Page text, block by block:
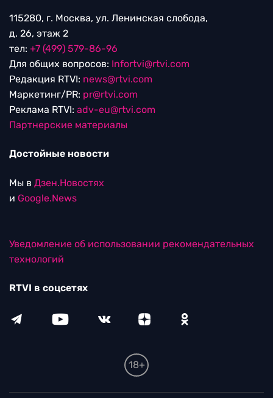
115280, г. Москва, ул. Ленинская слобода,
д. 26, этаж 2
тел: +7 (499) 579-86-96
Для общих вопросов: Infortvi@rtvi.com
Редакция RTVI: news@rtvi.com
Маркетинг/PR: pr@rtvi.com
Реклама RTVI: adv-eu@rtvi.com
Партнерские материалы
Достойные новости
Мы в Дзен.Новостях
и Google.News
Уведомление об использовании рекомендательных
технологий
RTVI в соцсетях
18+